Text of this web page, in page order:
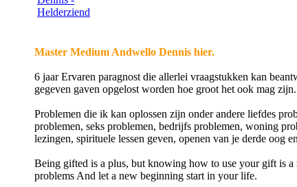
Master Medium Andwello Dennis hier.
6 jaar Ervaren paragnost die allerlei vraagstukken kan
gegeven gaven opgelost worden hoe groot het ook mag zijn.
Problemen die ik kan oplossen zijn onder andere liefdes
problemen, seks problemen, bedrijfs problemen, woning
lezingen, spirituele lessen geven, openen van je derde oog
Being gifted is a plus, but knowing how to use your gift is
problems And let a new beginning start in your life.